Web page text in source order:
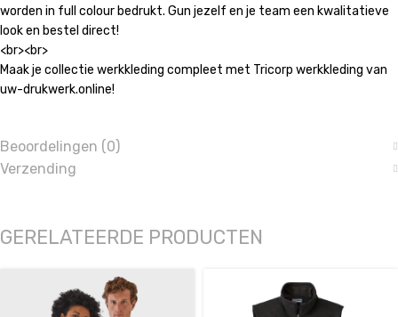
worden in full colour bedrukt. Gun jezelf en je team een kwalitatieve
look en bestel direct!
<br><br>
Maak je collectie werkkleding compleet met Tricorp werkkleding van
uw-drukwerk.online!
Beoordelingen (0)
Verzending
GERELATEERDE PRODUCTEN